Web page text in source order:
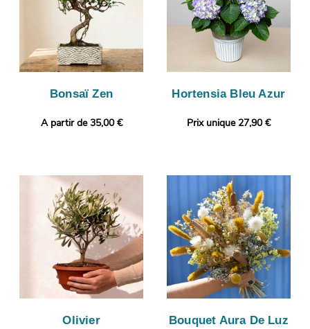
Bonsaï Zen
A partir de 35,00 €
Hortensia Bleu Azur
Prix unique 27,90 €
Olivier Bouquet Aura De Luz